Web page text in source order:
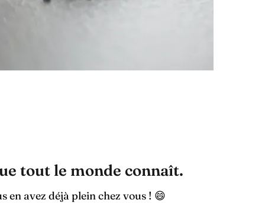
tout le monde connaît.
en avez déjà plein chez vous ! 😄